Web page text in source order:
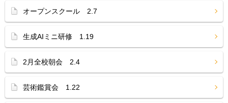
オープンスクール 2.7
生成AIミニ研修 1.19
2月全校朝会 2.4
芸術鑑賞会 1.22